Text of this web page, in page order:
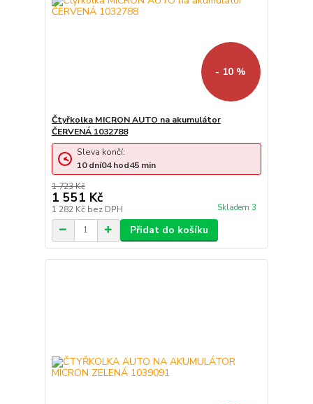
- 10 %
Čtyřkolka MICRON AUTO na akumulátor
ČERVENÁ 1032788
1 723 Kč
1 551 Kč
1 282 Kč bez DPH Skladem 3
Sleva končí:
10 dní04hod45 min
Přidat do košíku